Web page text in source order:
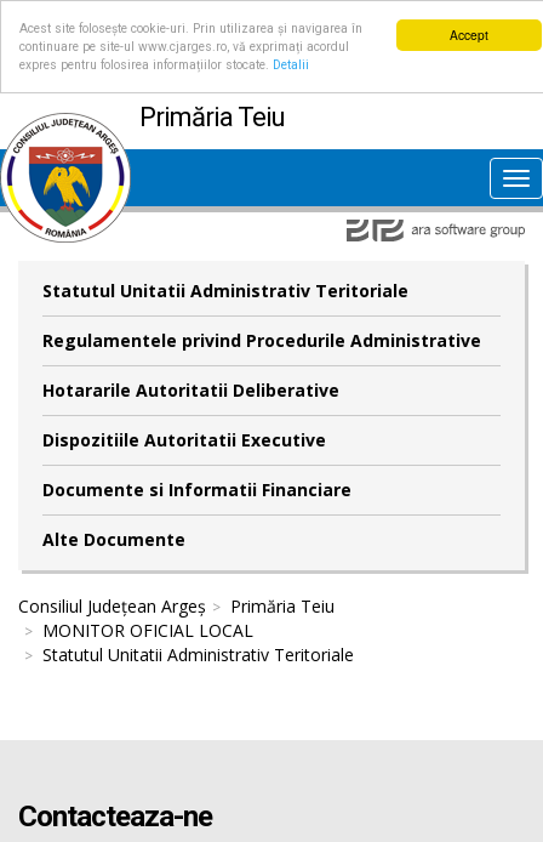
Accept
Acest site folosește cookie-uri. Prin utilizarea și navigarea în
continuare pe site-ul www.cjarges.ro, vă exprimați acordul
expres pentru folosirea informațiilor stocate.
Detalii
Primăria Teiu
Statutul Unitatii Administrativ Teritoriale
Regulamentele privind Procedurile Administrative
Hotararile Autoritatii Deliberative
Dispozitiile Autoritatii Executive
Documente si Informatii Financiare
Alte Documente
Consiliul Județean Argeș
Primăria Teiu
MONITOR OFICIAL LOCAL
Statutul Unitatii Administrativ Teritoriale
Contacteaza-ne